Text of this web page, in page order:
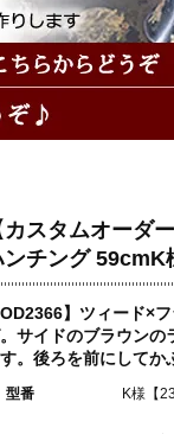
カスタムオーダ
ンチング 59cmK
】ツィード×
サイドのブラウンの
。後ろを前にしてか
型番 K様【